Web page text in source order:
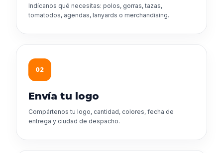
Indícanos qué necesitas: polos, gorras, tazas,
tomatodos, agendas, lanyards o merchandising.
02
Envía tu logo
Compártenos tu logo, cantidad, colores, fecha de
entrega y ciudad de despacho.